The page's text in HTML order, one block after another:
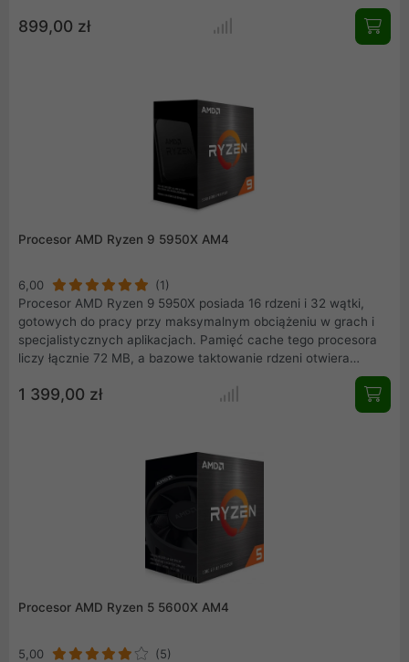
częstotliwość 3,80 GHz, mogąca sięgać aż do 4,70 GHz w
trybie Turbo. Moc jednostki może jednak wzrosnąć dzięki
odblokowanej możliwości podkręcania. Czas na ogromną moc
899,00 zł
Procesor AMD Ryzen 9 5950X AM4
6,00
(1)
Procesor AMD Ryzen 9 5950X posiada 16 rdzeni i 32 wątki,
gotowych do pracy przy maksymalnym obciążeniu w grach i
specjalistycznych aplikacjach. Pamięć cache tego procesora
liczy łącznie 72 MB, a bazowe taktowanie rdzeni otwiera
częstotliwość 3,40 GHz, mogąca sięgać aż do 4,90 GHz w
trybie Turbo. Moc jednostki może jednak wzrosnąć dzięki
odblokowanej możliwości podkręcania. Czas na ogromną moc
1 399,00 zł
Procesor AMD Ryzen 5 5600X AM4
5,00
(5)